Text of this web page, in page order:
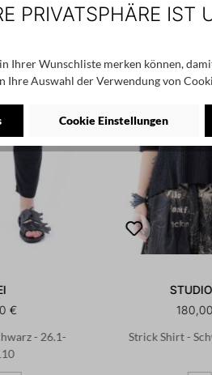
€
- 26.1-
Strick Shirt -
PRIVATSPHÄRE IST
Ihrer Wunschliste merken können,
Ihre Auswahl der Verwendung von
Cookie Einstellungen